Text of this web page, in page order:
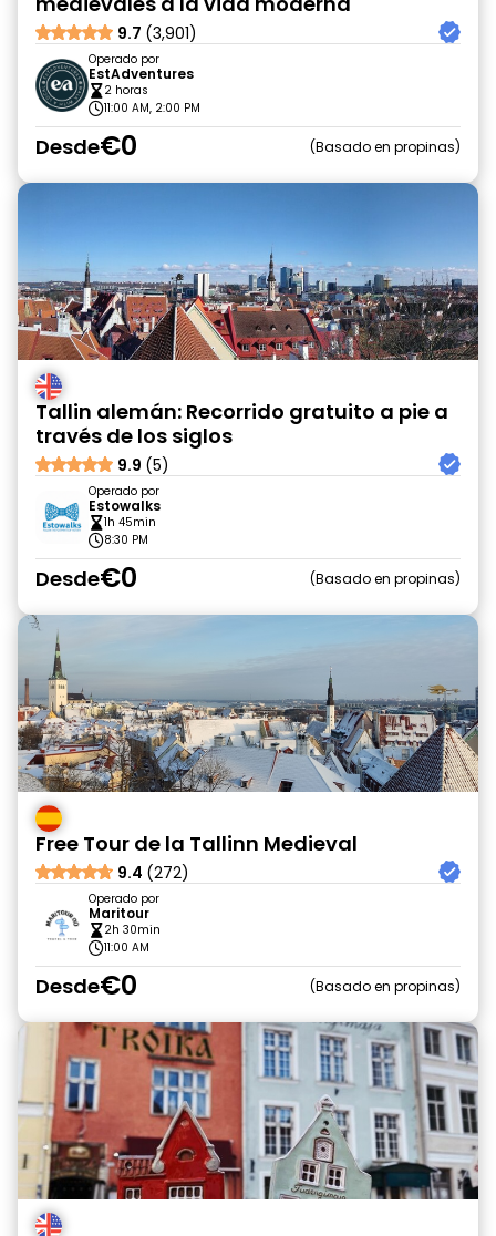
9.7 (3,901)
Operado por
EstAdventures
2 horas
11:00 AM, 2:00 PM
Desde€0 Basado en propinas
Tallin alemán: Recorrido gratuito a pie a
través de los siglos
9.9 (5)
Operado por
Estowalks
1h 45min
8:30 PM
Desde€0 Basado en propinas
Free Tour de la Tallinn Medieval
9.4 (272)
Operado por
Maritour
2h 30min
11:00 AM
Desde€0 Basado en propinas